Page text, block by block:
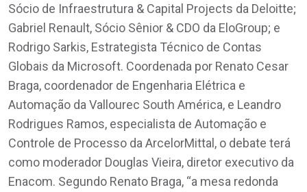
Sócio de Infraestrutura & Capital Projects da Deloitte;
Gabriel Renault, Sócio Sênior & CDO da EloGroup; e
Rodrigo Sarkis, Estrategista Técnico de Contas
Globais da Microsoft. Coordenada por Renato Cesar
Braga, coordenador de Engenharia Elétrica e
Automação da Vallourec South América, e Leandro
Rodrigues Ramos, especialista de Automação e
Controle de Processo da ArcelorMittal, o debate terá
como moderador Douglas Vieira, diretor executivo da
Enacom. Segundo Renato Braga, “a mesa redonda